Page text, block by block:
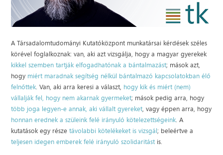
A Társadalomtudományi Kutatóközpont munkatársai kérdések széles
körével foglalkoznak: van, aki azt vizsgálja, hogy a magyar gyerekek
kikkel szemben tartják elfogadhatónak a bántalmazást; mások azt,
hogy miért maradnak segítség nélkül bántalmazó kapcsolatokban élő
felnőttek. Van, aki arra keresi a választ, hogy kik és miért (nem)
vállalják fel, hogy nem akarnak gyermeket; mások pedig arra, hogy
több joga legyen-e annak, aki vállalt gyereket, vagy éppen arra, hogy
honnan erednek a szüleink felé irányuló kötelezettségeink. A
kutatások egy részetávolabbi kötelékeket is vizsgál; beleértve a
teljesen idegen emberek felé irányuló szolidaritást is.